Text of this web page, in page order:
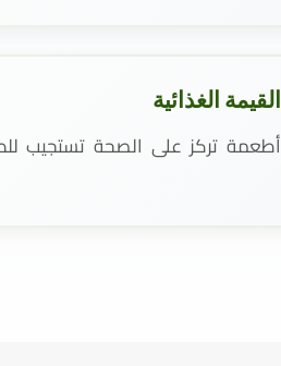
القيمة الغذائية
أطعمة تركز على الصحة تستجيب